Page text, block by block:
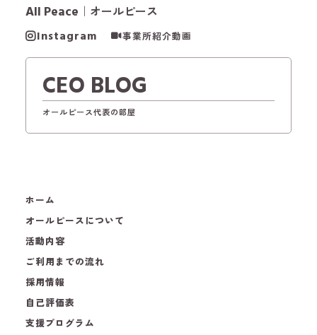
All Peace ｜オールピース
Instagram 事業所紹介動画
CEO BLOG
オールピース代表の部屋
ホーム
オールピースについて
活動内容
ご利用までの流れ
採用情報
自己評価表
支援プログラム